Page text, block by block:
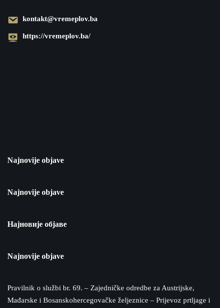
kontakt@vremeplov.ba
https://vremeplov.ba/
Najnovije objave
Najnovije objave
Најновије објаве
Najnovije objave
Pravilnik o službi br. 69. – Zajedničke odredbe za Austrijske,
Mađarske i Bosanskohercegovačke željeznice – Prijevoz prtljage i